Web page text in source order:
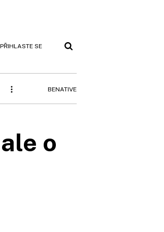
PŘIHLASTE SE
BENATIVE
o